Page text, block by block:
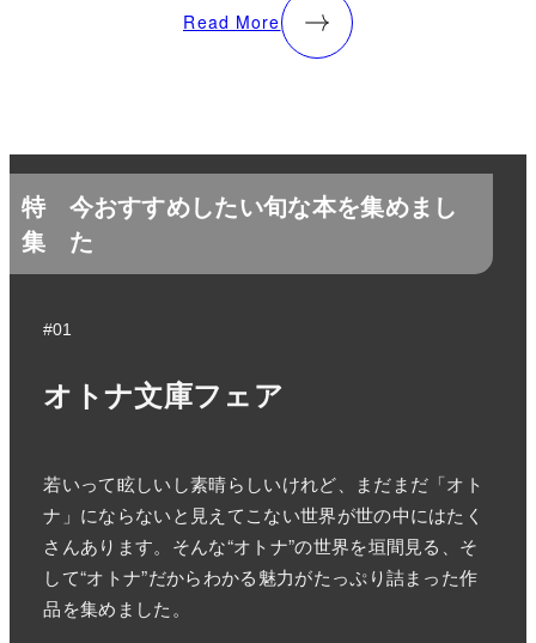
Read More
特
集
今おすすめしたい旬な本を集めまし
た
#01
オトナ文庫フェア
若いって眩しいし素晴らしいけれど、まだまだ「オト
ナ」にならないと見えてこない世界が世の中にはたく
さんあります。そんな“オトナ”の世界を垣間見る、そ
して“オトナ”だからわかる魅力がたっぷり詰まった作
品を集めました。